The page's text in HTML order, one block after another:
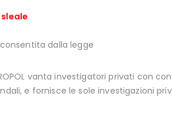
dalla legge
vanta investigatori privati con
e fornisce le sole investigazioni